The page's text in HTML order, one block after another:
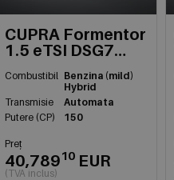
CUPRA Formentor
1.5 eTSI DSG7
Combustibil Benzina (mild)
Hybrid
Transmisie
Automata
Putere (CP)
150
Preț
40,78910 EUR
(TVA inclus)